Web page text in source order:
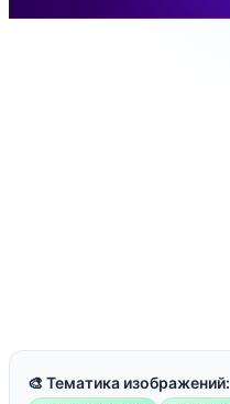
🎨 Тематика изображений: